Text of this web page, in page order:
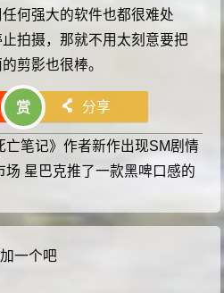
何强大的软件也都很难处
拍摄，那就不用太刻意要把
剪影也很棒。
赏 󰄯 分享
亡笔记》作者新作出现SM剧情
场 星巴克推了一款黑啤口感的
一个吧